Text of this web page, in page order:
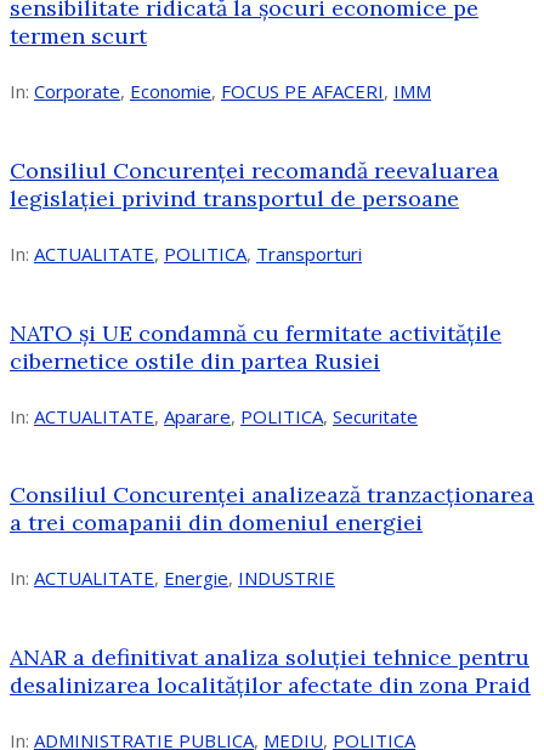
sensibilitate ridicată la șocuri economice pe
termen scurt
In: Corporate, Economie, FOCUS PE AFACERI, IMM
Consiliul Concurenței recomandă reevaluarea
legislației privind transportul de persoane
In: ACTUALITATE, POLITICA, Transporturi
NATO și UE condamnă cu fermitate activitățile
cibernetice ostile din partea Rusiei
In: ACTUALITATE, Aparare, POLITICA, Securitate
Consiliul Concurenţei analizează tranzacționarea
a trei comapanii din domeniul energiei
In: ACTUALITATE, Energie, INDUSTRIE
ANAR a definitivat analiza soluției tehnice pentru
desalinizarea localităților afectate din zona Praid
In: ADMINISTRATIE PUBLICA, MEDIU, POLITICA